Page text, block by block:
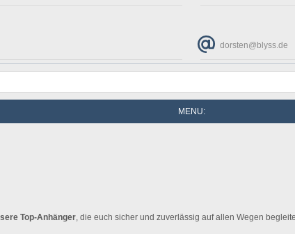
dorsten@blyss.de
MENU:
Top-Anhänger, die euch sicher und zuverlässig auf allen Wegen